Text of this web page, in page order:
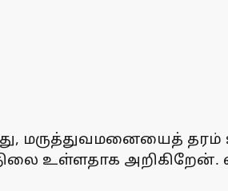
மருத்துவமனையைத்
நிலை உள்ளதாக